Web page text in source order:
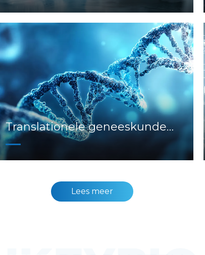
Translationele geneeskunde
en biomarkers
Lees meer